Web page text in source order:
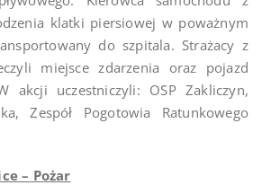
klatki piersiowej w poważnym
do szpitala. Strażacy z
miejsce zdarzenia oraz pojazd
akcji uczestniczyli: OSP Zakliczyn,
Zespół Pogotowia Ratunkowego
– Pożar